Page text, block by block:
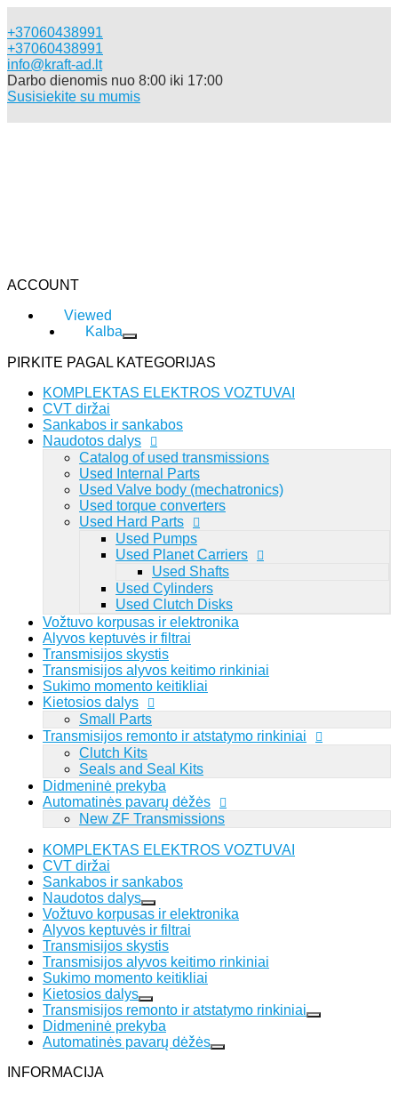
+37060438991
+37060438991
info@kraft-ad.lt
Darbo dienomis nuo 8:00 iki 17:00
Susisiekite su mumis
Paieška pagal dalies numerį: 1068298044
Lithuanian
Viewed
Prisijungti
Registruotis
Prisijungti Registruotis
ACCOUNT
Viewed
Kalba
PIRKITE PAGAL KATEGORIJAS
KOMPLEKTAS ELEKTROS VOZTUVAI
CVT diržai
Sankabos ir sankabos
Naudotos dalys
Catalog of used transmissions
Used Internal Parts
Used Valve body (mechatronics)
Used torque converters
Used Hard Parts
Used Pumps
Used Planet Carriers
Used Shafts
Used Cylinders
Used Clutch Disks
Vožtuvo korpusas ir elektronika
Alyvos keptuvės ir filtrai
Transmisijos skystis
Transmisijos alyvos keitimo rinkiniai
Sukimo momento keitikliai
Kietosios dalys
Small Parts
Transmisijos remonto ir atstatymo rinkiniai
Clutch Kits
Seals and Seal Kits
Didmeninė prekyba
Automatinės pavarų dėžės
New ZF Transmissions
KOMPLEKTAS ELEKTROS VOZTUVAI
CVT diržai
Sankabos ir sankabos
Naudotos dalys
Vožtuvo korpusas ir elektronika
Alyvos keptuvės ir filtrai
Transmisijos skystis
Transmisijos alyvos keitimo rinkiniai
Sukimo momento keitikliai
Kietosios dalys
Transmisijos remonto ir atstatymo rinkiniai
Didmeninė prekyba
Automatinės pavarų dėžės
INFORMACIJA